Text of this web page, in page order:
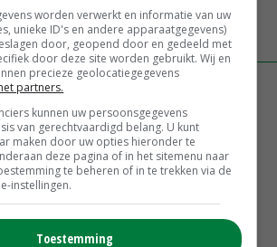
MEER MARKTPRIJZEN
Europese melkprijs daalt licht in
17:04
onderzoekcentrum bestrijkt hele
noteert eerste zaaiuien op
worden verwerkt en informatie van uw
unieke ID's en andere apparaatgegevens)
door, geopend door en gedeeld met
door deze site worden gebruikt. Wij en
precieze geolocatiegegevens
partners.
kunnen uw persoonsgegevens
van gerechtvaardigd belang. U kunt
maken door uw opties hieronder te
deze pagina of in het sitemenu naar
te beheren of in te trekken via de
instellingen.
Toestemming